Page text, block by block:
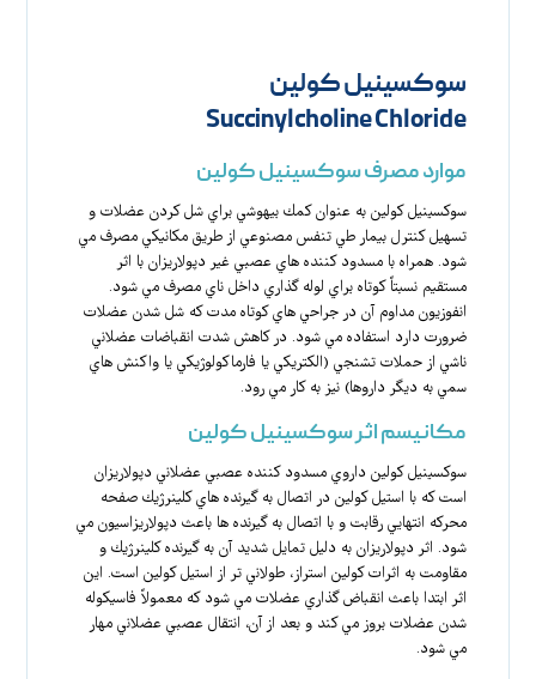
سوکسینیل کولین
Succinylcholine Chloride
موارد مصرف سوکسینیل کولین
سوكسينيل كولين به عنوان كمك بيهوشي براي شل كردن عضلات و
تسهيل كنترل بيمار طي تنفس مصنوعي از طريق مكانيكي مصرف مي
شود. همراه با مسدود كننده هاي عصبي غير دپولاريزان با اثر
مستقيم نسبتاً كوتاه براي لوله گذاري داخل ناي مصرف مي شود.
انفوزيون مداوم آن در جراحي هاي كوتاه مدت كه شل شدن عضلات
ضرورت دارد استفاده مي شود. در كاهش شدت انقباضات عضلاني
ناشي از حملات تشنجي (الكتريكي يا فارماكولوژيكي يا واكنش هاي
سمي به ديگر داروها) نيز به كار مي رود.
مکانیسم اثر سوکسینیل کولین
سوكسينيل كولين داروي مسدود كننده عصبي عضلاني دپولاريزان
است كه با استيل كولين در اتصال به گيرنده هاي كلينرژيك صفحه
محركه انتهايي رقابت و با اتصال به گيرنده ها باعث دپولاريزاسيون مي
شود. اثر دپولاريزان به دليل تمايل شديد آن به گيرنده كلينرژيك و
مقاومت به اثرات كولين استراز، طولاني تر از استيل كولين است. اين
اثر ابتدا باعث انقباض گذاري عضلات مي شود كه معمولاً فاسيكوله
شدن عضلات بروز مي كند و بعد از آن، انتقال عصبي عضلاني مهار
مي شود.